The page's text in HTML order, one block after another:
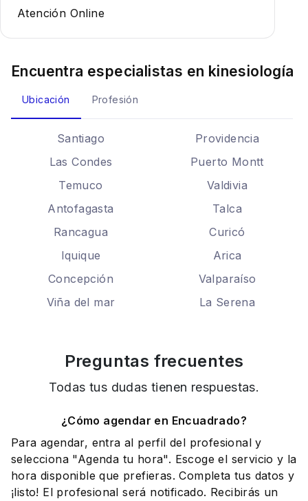
Atención Online
Encuentra especialistas en kinesiología
Ubicación Profesión
Santiago
Providencia
Las Condes
Puerto Montt
Temuco
Valdivia
Antofagasta
Talca
Rancagua
Curicó
Iquique
Arica
Concepción
Valparaíso
Viña del mar
La Serena
Preguntas frecuentes
Todas tus dudas tienen respuestas.
¿Cómo agendar en Encuadrado?
Para agendar, entra al perfil del profesional y
selecciona "Agenda tu hora". Escoge el servicio y la
hora disponible que prefieras. Completa tus datos y
¡listo! El profesional será notificado. Recibirás un